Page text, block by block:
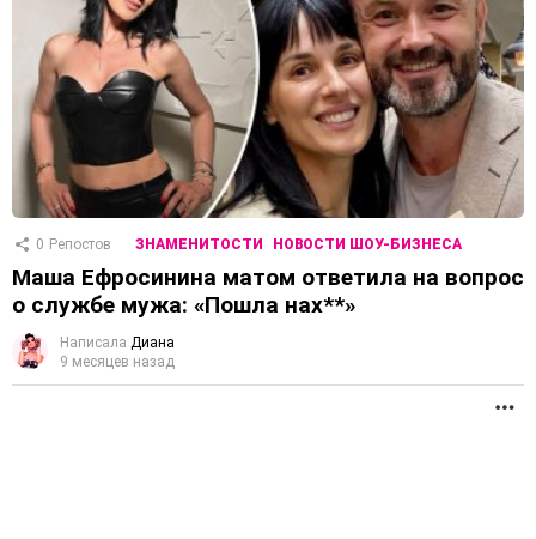
0 Репостов ЗНАМЕНИТОСТИ НОВОСТИ ШОУ-БИЗНЕСА
Маша Ефросинина матом ответила на вопрос
о службе мужа: «Пошла нах**»
Написала Диана
9 месяцев назад